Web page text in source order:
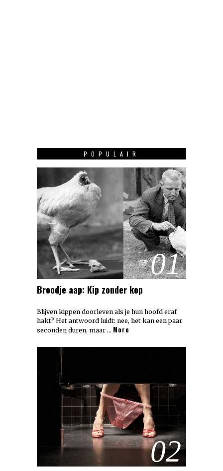
POPULAIR
01
Broodje aap: Kip zonder kop
Blijven kippen doorleven als je hun hoofd eraf
hakt? Het antwoord luidt: nee, het kan een paar
seconden duren, maar … More
02